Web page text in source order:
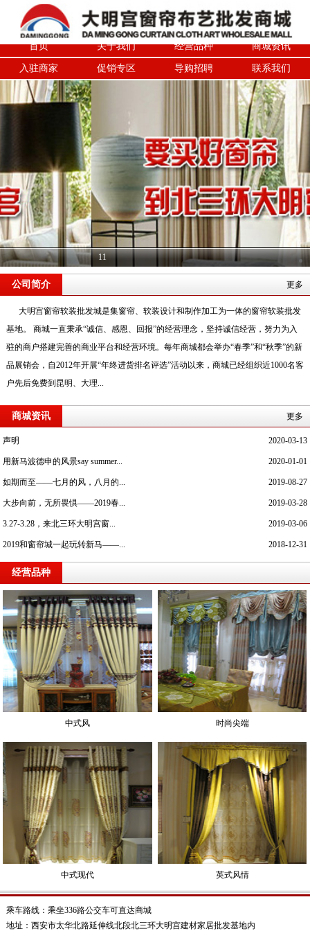
首页 关于我们 经营品种 商城资讯
入驻商家 促销专区 导购招聘 联系我们
11
公司简介 更多
大明宫窗帘软装批发城是集窗帘、软装设计和制作加工为一体的窗帘软装批发
基地。 商城一直秉承“诚信、感恩、回报”的经营理念，坚持诚信经营，努力为入
驻的商户搭建完善的商业平台和经营环境。每年商城都会举办“春季”和“秋季”的新
品展销会，自2012年开展“年终进货排名评选”活动以来，商城已经组织近1000名客
户先后免费到昆明、大理...
商城资讯 更多
2020-03-13
声明
2020-01-01
用新马波德申的风景say summer...
2019-08-27
如期而至——七月的风，八月的...
2019-03-28
大步向前，无所畏惧——2019春...
2019-03-06
3.27-3.28，来北三环大明宫窗...
2018-12-31
2019和窗帘城一起玩转新马——...
经营品种
中式风 时尚尖端
中式现代 英式风情
乘车路线：乘坐336路公交车可直达商城
地址：西安市太华北路延伸线北段北三环大明宫建材家居批发基地内